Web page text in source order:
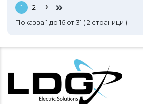
1 2 ›
Показва 1 до 16 от31 (2 страници )